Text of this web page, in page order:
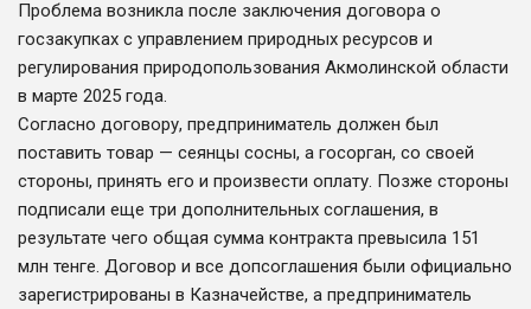
Проблема возникла после заключения договора о
госзакупках с управлением природных ресурсов и
регулирования природопользования Акмолинской области
в марте 2025 года.
Согласно договору, предприниматель должен был
поставить товар — сеянцы сосны, а госорган, со своей
стороны, принять его и произвести оплату. Позже стороны
подписали еще три дополнительных соглашения, в
результате чего общая сумма контракта превысила 151
млн тенге. Договор и все допсоглашения были официально
зарегистрированы в Казначействе, а предприниматель